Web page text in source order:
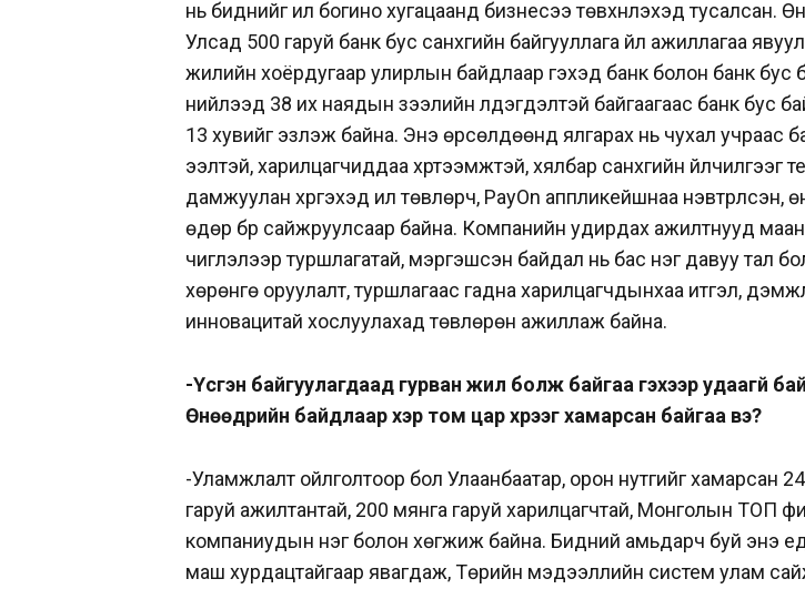
нь биднийг илүү богино хугацаанд бизнесээ төвхнүүлэхэд тусалсан.
Улсад 500 гаруй банк бус санхүүгийн байгууллага үйл ажиллагаа
жилийн хоёрдугаар улирлын байдлаар гэхэд банк болон банк бус
нийлээд 38 их наядын зээлийн үлдэгдэлтэй байгаагаас банк бус
13 хувийг эзлэж байна. Энэ өрсөлдөөнд ялгарах нь чухал учраас
ээлтэй, харилцагчиддаа хүртээмжтэй, хялбар санхүүгийн үйлчилгээг
дамжуулан хүргэхэд илүү төвлөрч, PayOn аппликейшнаа нэвтрүүлсэн,
өдөр бүр сайжруулсаар байна. Компанийн удирдах ажилтнууд
чиглэлээр туршлагатай, мэргэшсэн байдал нь бас нэг давуу тал
хөрөнгө оруулалт, туршлагаас гадна харилцагчдынхаа итгэл,
инновацитай хослуулахад төвлөрөн ажиллаж байна.
-Үүсгэн байгуулагдаад гурван жил болж байгаа гэхээр удаагүй
Өнөөдрийн байдлаар хэр том цар хүрээг хамарсан байгаа вэ?
-Уламжлалт ойлголтоор бол Улаанбаатар, орон нутгийг хамарсан
гаруй ажилтантай, 200 мянга гаруй харилцагчтай, Монголын ТОП
компаниудын нэг болон хөгжиж байна. Бидний амьдарч буй энэ
маш хурдацтайгаар явагдаж, Төрийн мэдээллийн систем улам